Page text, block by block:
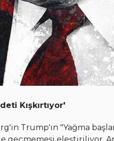
Kışkırtıyor'
Trump'ın "Yağma